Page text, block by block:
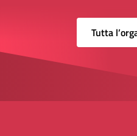
Tutta